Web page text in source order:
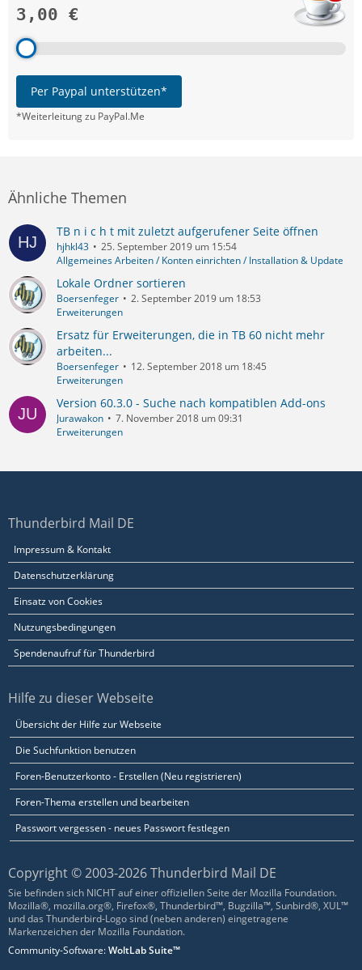
3,00 €
Per Paypal unterstützen*
*Weiterleitung zu PayPal.Me
Ähnliche Themen
TB n i c h t mit zuletzt aufgerufener Seite öffnen
hjhkl43
25. September 2019 um 15:54
Allgemeines Arbeiten / Konten einrichten / Installation & Update
Lokale Ordner sortieren
Boersenfeger
2. September 2019 um 18:53
Erweiterungen
Ersatz für Erweiterungen, die in TB 60 nicht mehr
arbeiten...
Boersenfeger
12. September 2018 um 18:45
Erweiterungen
Version 60.3.0 - Suche nach kompatiblen Add-ons
Jurawakon
7. November 2018 um 09:31
Erweiterungen
Thunderbird Mail DE
Impressum & Kontakt
Datenschutzerklärung
Einsatz von Cookies
Nutzungsbedingungen
Spendenaufruf für Thunderbird
Hilfe zu dieser Webseite
Übersicht der Hilfe zur Webseite
Die Suchfunktion benutzen
Foren-Benutzerkonto - Erstellen (Neu registrieren)
Foren-Thema erstellen und bearbeiten
Passwort vergessen - neues Passwort festlegen
Copyright © 2003-2026 Thunderbird Mail DE
Sie befinden sich NICHT auf einer offiziellen Seite der Mozilla Foundation.
Mozilla®, mozilla.org®, Firefox®, Thunderbird™, Bugzilla™, Sunbird®, XUL™
und das Thunderbird-Logo sind (neben anderen) eingetragene
Markenzeichen der Mozilla Foundation.
Community-Software:WoltLab Suite™